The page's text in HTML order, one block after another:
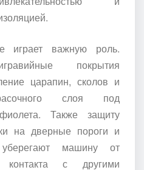
играет важную роль.
покрытия
царапин, сколов и
слоя под
Также защиту
на дверные пороги и
машину от
контакта с другими